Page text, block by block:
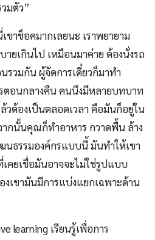
มตัว”
ขาช็อคมากเลยนะ เราพยายาม
ายเกินไป เหมือนมาค่าย ต้องนั่งรถ
รวมกัน ผู้จัดการเดี๋ยวก็มาทำ
ตอนกลางคืน คนนึงมีหลายบทบาท
ต้องเป็นตลอดเวลา คือมันก็อยู่ใน
นั้นคุณก็ทำอาหาร กวาดพื้น ล้าง
นธรรมองค์กรแบบนี้ มันทำให้เขา
คยเชื่อมันอาจจะไม่ใช่รูปแบบ
งเขามันมีการแบ่งแยกเฉพาะด้าน
learning เรียนรู้เพื่อการ